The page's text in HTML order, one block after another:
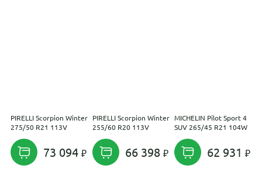
PIRELLI Scorpion Winter
275/50 R21 113V
73 094
PIRELLI Scorpion Winter
255/60 R20 113V
66 398
MICHELIN Pilot Sport 4
SUV 265/45 R21 104W
62 931